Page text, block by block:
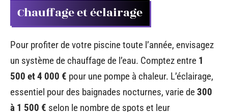
Chauffage et éclairage
Pour profiter de votre piscine toute l’année, envisagez
un système de chauffage de l’eau. Comptez entre 1
500 et 4 000 € pour une pompe à chaleur. L’éclairage,
essentiel pour des baignades nocturnes, varie de300
à 1 500 € selon le nombre de spots et leur